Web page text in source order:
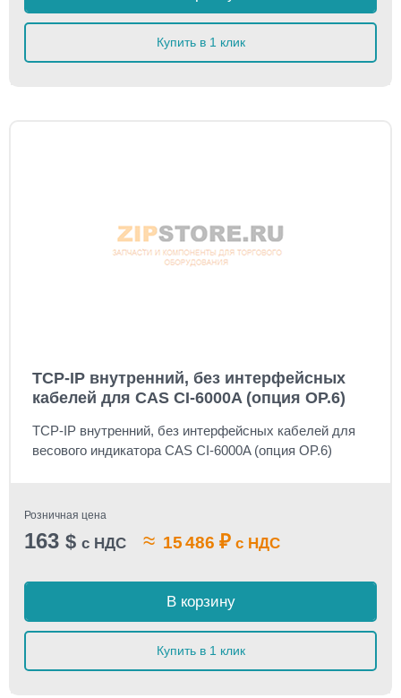
Купить в 1 клик
TCP-IP внутренний, без интерфейсных
кабелей для CAS CI-6000A (опция OP.6)
TCP-IP внутренний, без интерфейсных кабелей для
весового индикатора CAS CI-6000A (опция OP.6)
Розничная цена
163 $ с НДС ≈ 15 486 ₽ с НДС
В корзину
Купить в 1 клик